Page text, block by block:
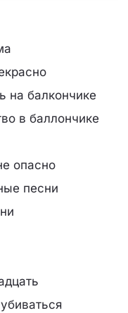
на балкончике
в баллончике
опасно
песни